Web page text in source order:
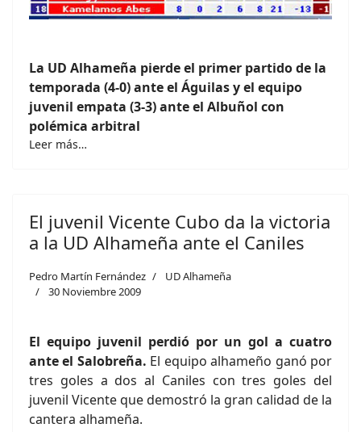
La UD Alhameña pierde el primer partido de la
temporada (4-0) ante el Águilas y el equipo
juvenil empata (3-3) ante el Albuñol con
polémica arbitral
Leer más…
El juvenil Vicente Cubo da la victoria
a la UD Alhameña ante el Caniles
Pedro Martín Fernández
UD Alhameña
30 Noviembre 2009
El equipo juvenil perdió por un gol a cuatro
ante el Salobreña. El equipo alhameño ganó por
tres goles a dos al Caniles con tres goles del
juvenil Vicente que demostró la gran calidad de la
cantera alhameña.